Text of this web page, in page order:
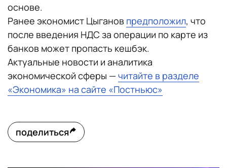
основе.
Ранее экономист Цыганов предположил, что
после введения НДС за операции по карте из
банков может пропасть кешбэк.
Актуальные новости и аналитика
экономической сферы — читайте в разделе
«Экономика» на сайте «Постньюс»
поделиться